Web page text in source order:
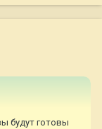
будут готовы